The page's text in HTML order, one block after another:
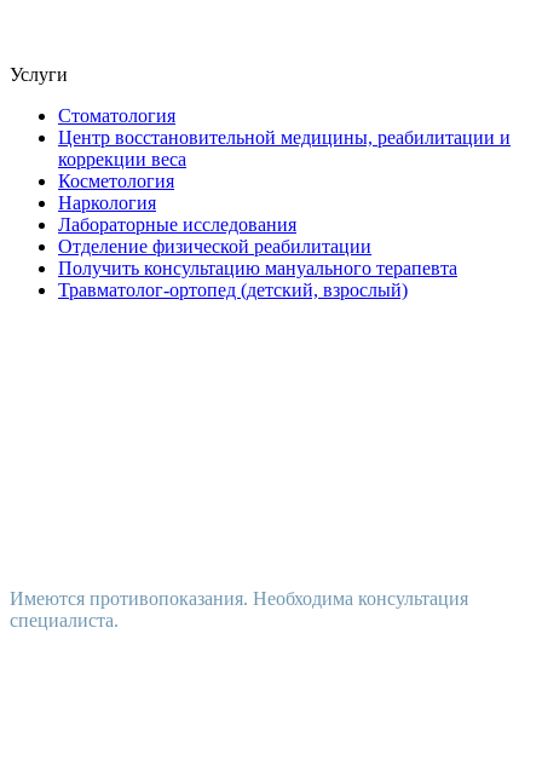
Услуги
Стоматология
Центр восстановительной медицины, реабилитации и
коррекции веса
Косметология
Наркология
Лабораторные исследования
Отделение физической реабилитации
Получить консультацию мануального терапевта
Травматолог-ортопед (детский, взрослый)
Имеются противопоказания. Необходима консультация
специалиста.